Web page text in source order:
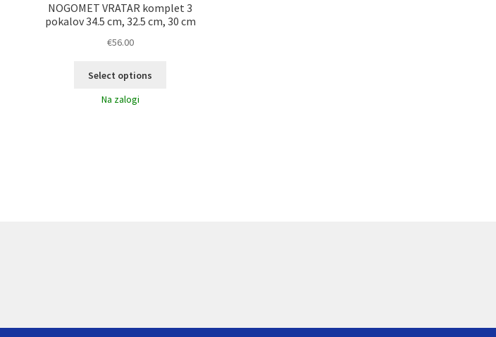
NOGOMET VRATAR komplet 3
pokalov 34.5 cm, 32.5 cm, 30 cm
€56.00
Select options
Na zalogi